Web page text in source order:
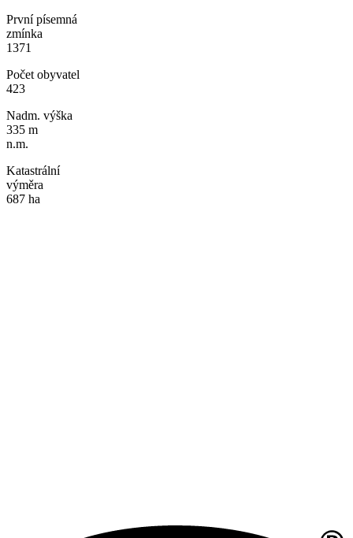
První písemná
zmínka
1371
Počet obyvatel
423
Nadm. výška
335 m
n.m.
Katastrální
výměra
687 ha